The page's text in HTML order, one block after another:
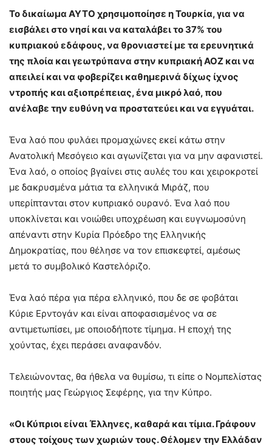
Το δικαίωμα ΑΥΤΟ χρησιμοποίησε η Τουρκία, για να
εισβάλει στο νησί και να καταλάβει το 37% του
κυπριακού εδάφους, να θρονιαστεί με τα ερευνητικά
της πλοία και γεωτρύπανα στην κυπριακή ΑΟΖ και να
απειλεί και να φοβερίζει καθημερινά δίχως ίχνος
ντροπής και αξιοπρέπειας, ένα μικρό λαό, που
ανέλαβε την ευθύνη να προστατεύει και να εγγυάται.
Ένα λαό που φυλάει προμαχώνες εκεί κάτω στην
Ανατολική Μεσόγειο και αγωνίζεται για να μην αφανιστεί.
Ένα λαό, ο οποίος βγαίνει στις αυλές του και χειροκροτεί
με δακρυσμένα μάτια τα ελληνικά Μιράζ, που
υπερίπτανται στον κυπριακό ουρανό. Ένα λαό που
υποκλίνεται και νοιώθει υποχρέωση και ευγνωμοσύνη
απέναντι στην Κυρία Πρόεδρο της Ελληνικής
Δημοκρατίας, που θέλησε να τον επισκεφτεί, αμέσως
μετά το συμβολικό Καστελόριζο.
Ένα λαό πέρα για πέρα ελληνικό, που δε σε φοβάται
Κύριε Ερντογάν και είναι αποφασισμένος να σε
αντιμετωπίσει, με οποιοδήποτε τίμημα. Η εποχή της
χούντας, έχει περάσει αναφανδόν.
Τελειώνοντας, θα ήθελα να θυμίσω, τι είπε ο Νομπελίστας
ποιητής μας Γεώργιος Σεφέρης, για την Κύπρο.
«Οι Κύπριοι είναι Έλληνες, καθαρά και τίμια. Γράφουν
στους τοίχους των χωριών τους. Θέλομεν την Ελλάδαν